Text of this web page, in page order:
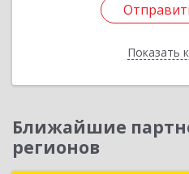
Показать
Ближайшие
регионов